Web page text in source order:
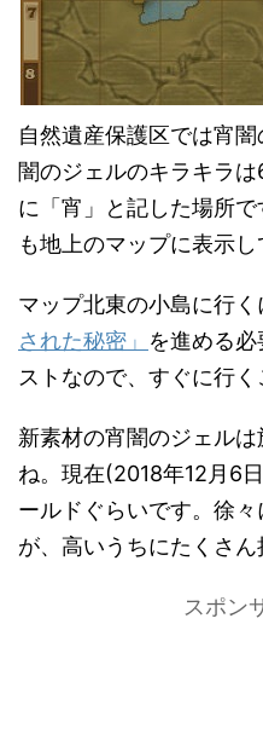
自然遺産保護区では宵
闇のジェルのキラキラ
に「宵」と記した場所
も地上のマップに表示し
マップ北東の小島に行く
された秘密」 を進める
ストなので、すぐに行く
新素材の宵闇のジェル
ね。現在(2018年12月6
ールドぐらいです。徐
が、高いうちにたくさん
スポン